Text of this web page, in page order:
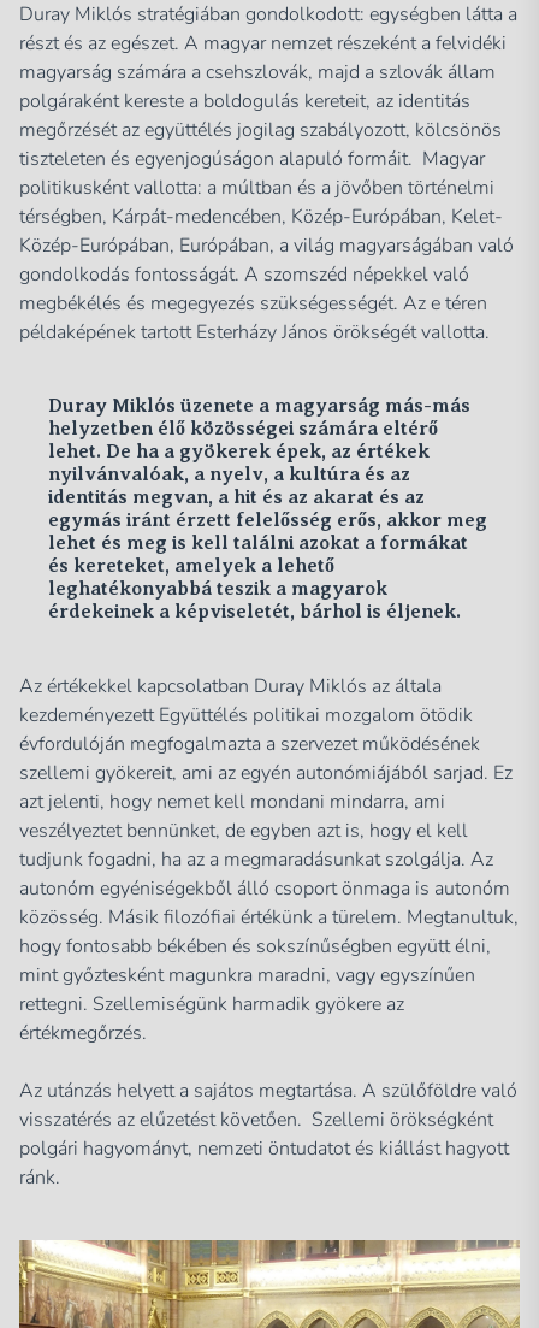
Duray Miklós stratégiában gondolkodott: egységben látta a
részt és az egészet. A magyar nemzet részeként a felvidéki
magyarság számára a csehszlovák, majd a szlovák állam
polgáraként kereste a boldogulás kereteit, az identitás
megőrzését az együttélés jogilag szabályozott, kölcsönös
tiszteleten és egyenjogúságon alapuló formáit. Magyar
politikusként vallotta: a múltban és a jövőben történelmi
térségben, Kárpát-medencében, Közép-Európában, Kelet-
Közép-Európában, Európában, a világ magyarságában való
gondolkodás fontosságát. A szomszéd népekkel való
megbékélés és megegyezés szükségességét. Az e téren
példaképének tartott Esterházy János örökségét vallotta.
Duray Miklós üzenete a magyarság más-más
helyzetben élő közösségei számára eltérő
lehet. De ha a gyökerek épek, az értékek
nyilvánvalóak, a nyelv, a kultúra és az
identitás megvan, a hit és az akarat és az
egymás iránt érzett felelősség erős, akkor meg
lehet és meg is kell találni azokat a formákat
és kereteket, amelyek a lehető
leghatékonyabbá teszik a magyarok
érdekeinek a képviseletét, bárhol is éljenek.
Az értékekkel kapcsolatban Duray Miklós az általa
kezdeményezett Együttélés politikai mozgalom ötödik
évfordulóján megfogalmazta a szervezet működésének
szellemi gyökereit, ami az egyén autonómiájából sarjad. Ez
azt jelenti, hogy nemet kell mondani mindarra, ami
veszélyeztet bennünket, de egyben azt is, hogy el kell
tudjunk fogadni, ha az a megmaradásunkat szolgálja. Az
autonóm egyéniségekből álló csoport önmaga is autonóm
közösség. Másik filozófiai értékünk a türelem. Megtanultuk,
hogy fontosabb békében és sokszínűségben együtt élni,
mint győztesként magunkra maradni, vagy egyszínűen
rettegni. Szellemiségünk harmadik gyökere az
értékmegőrzés.
Az utánzás helyett a sajátos megtartása. A szülőföldre való
visszatérés az elűzetést követően. Szellemi örökségként
polgári hagyományt, nemzeti öntudatot és kiállást hagyott
ránk.